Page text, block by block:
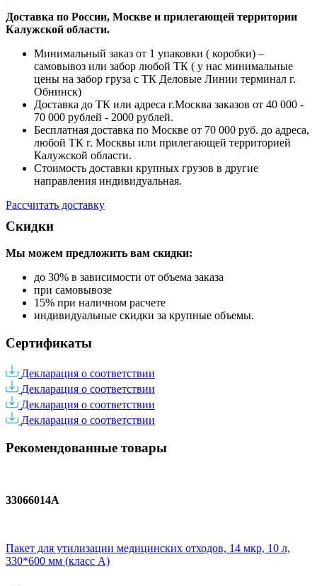
Доставка по России, Москве и прилегающей территории
Калужской области.
Минимальный заказ от 1 упаковки ( коробки) –
самовывоз или забор любой ТК ( у нас минимальные
цены на забор груза с ТК Деловые Линии терминал г.
Обнинск)
Доставка до ТК или адреса г.Москва заказов от 40 000 -
70 000 рублей - 2000 рублей.
Бесплатная доставка по Москве от 70 000 руб. до адреса,
любой ТК г. Москвы или прилегающей территорией
Калужской области.
Стоимость доставки крупных грузов в другие
направления индивидуальная.
Рассчитать доставку
Скидки
Мы можем предложить вам скидки:
до 30% в зависимости от объема заказа
при самовывозе
15% при наличном расчете
индивидуальные скидки за крупные объемы.
Сертификаты
Декларация о соответствии
Декларация о соответствии
Декларация о соответствии
Декларация о соответствии
Рекомендованные товары
33066014A
Пакет для утилизации медицинских отходов, 14 мкр, 10 л,
330*600 мм (класс А)